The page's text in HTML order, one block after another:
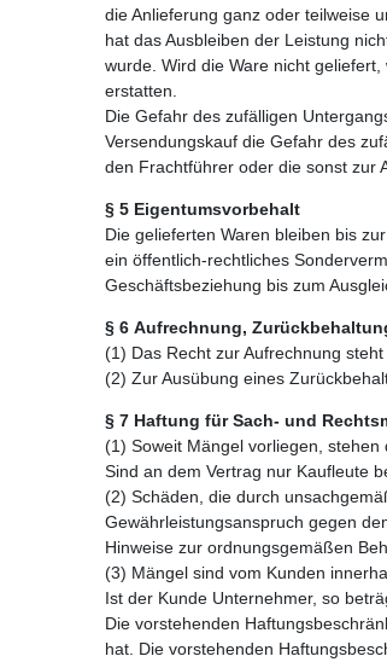
die Anlieferung ganz oder teilweise
hat das Ausbleiben der Leistung
wurde. Wird die Ware nicht
erstatten.
Die Gefahr des zufälligen
Versendungskauf die Gefahr des
den Frachtführer oder die sonst zur
§ 5 Eigentumsvorbehalt
Die gelieferten Waren bleiben bis
ein öffentlich-rechtliches
Geschäftsbeziehung bis zum
§ 6 Aufrechnung,
(1) Das Recht zur Aufrechnung
(2) Zur Ausübung eines
§ 7 Haftung für Sach- und
(1) Soweit Mängel vorliegen,
Sind an dem Vertrag nur Kaufleute
(2) Schäden, die durch
Gewährleistungsanspruch gegen
Hinweise zur ordnungsgemäßen
(3) Mängel sind vom Kunden
Ist der Kunde Unternehmer, so
Die vorstehenden
hat. Die vorstehenden